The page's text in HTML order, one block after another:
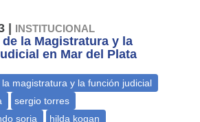
| INSTITUCIONAL
la Magistratura y la
en Mar del Plata